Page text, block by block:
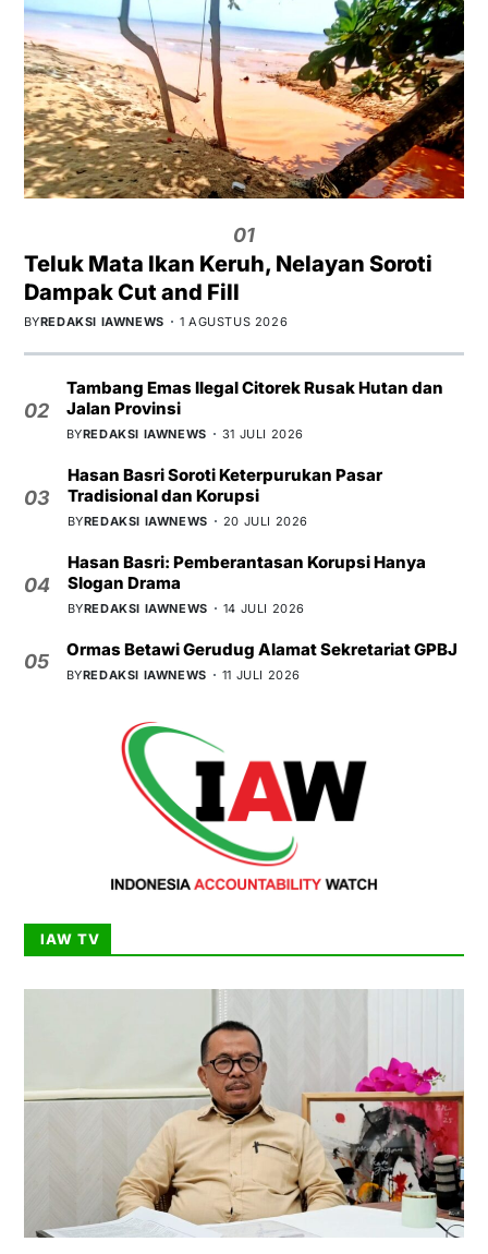
01
Teluk Mata Ikan Keruh, Nelayan Soroti
Dampak Cut and Fill
BYREDAKSI IAWNEWS 1 AGUSTUS 2026
02
Tambang Emas Ilegal Citorek Rusak Hutan dan
Jalan Provinsi
BYREDAKSI IAWNEWS 31 JULI 2026
03
Hasan Basri Soroti Keterpurukan Pasar
Tradisional dan Korupsi
BYREDAKSI IAWNEWS 20 JULI 2026
04
Hasan Basri: Pemberantasan Korupsi Hanya
Slogan Drama
BYREDAKSI IAWNEWS 14 JULI 2026
05
Ormas Betawi Gerudug Alamat Sekretariat GPBJ
BYREDAKSI IAWNEWS 11 JULI 2026
IAW TV